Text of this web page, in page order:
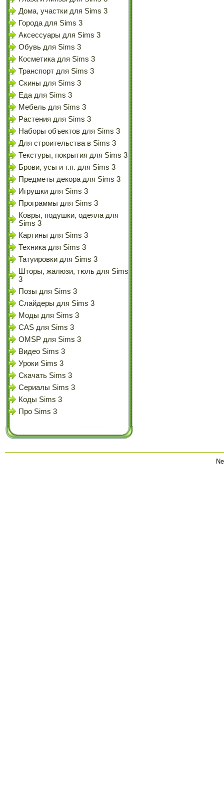
Дома, участки для Sims 3
Города для Sims 3
Аксессуары для Sims 3
Обувь для Sims 3
Косметика для Sims 3
Транспорт для Sims 3
Скины для Sims 3
Еда для Sims 3
Мебель для Sims 3
Растения для Sims 3
Наборы объектов для Sims 3
Для строительства в Sims 3
Текстуры, покрытия для Sims 3
Брови, усы и т.п. для Sims 3
Предметы декора для Sims 3
Игрушки для Sims 3
Программы для Sims 3
Ковры, подушки, одеяла для
Sims 3
Картины для Sims 3
Техника для Sims 3
Татуировки для Sims 3
Шторы, жалюзи, тюль для Sims
3
Позы для Sims 3
Слайдеры для Sims 3
Моды для Sims 3
CAS для Sims 3
OMSP для Sims 3
Видео Sims 3
Уроки Sims 3
Скачать Sims 3
Сериалы Sims 3
Коды Sims 3
Про Sims 3